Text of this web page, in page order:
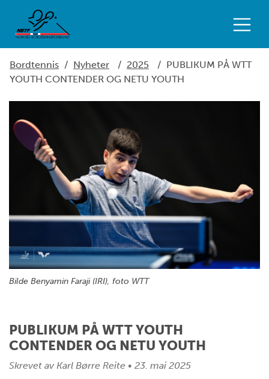
Bordtennis / Nyheter / 2025 / PUBLIKUM PÅ WTT
YOUTH CONTENDER OG NETU YOUTH
Bilde Benyamin Faraji (IRI), foto WTT
PUBLIKUM PÅ WTT YOUTH
CONTENDER OG NETU YOUTH
Skrevet av Karl Børre Reite • 23. mai 2025